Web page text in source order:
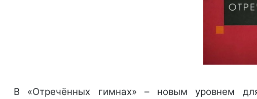
В «Отречённых гимнах» – новым уровнем